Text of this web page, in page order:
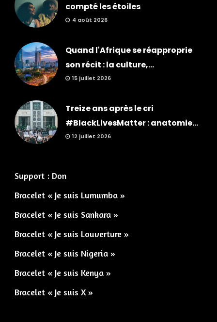
compté les étoiles
4 août 2026
Quand l'Afrique se réapproprie
son récit : la culture,...
15 juillet 2026
Treize ans après le cri
#BlackLivesMatter : anatomie...
12 juillet 2026
Support : Don
Bracelet « Je suis Lumumba »
Bracelet « Je suis Sankara »
Bracelet « Je suis Louverture »
Bracelet « Je suis Nigeria »
Bracelet « Je suis Kenya »
Bracelet « Je suis X »